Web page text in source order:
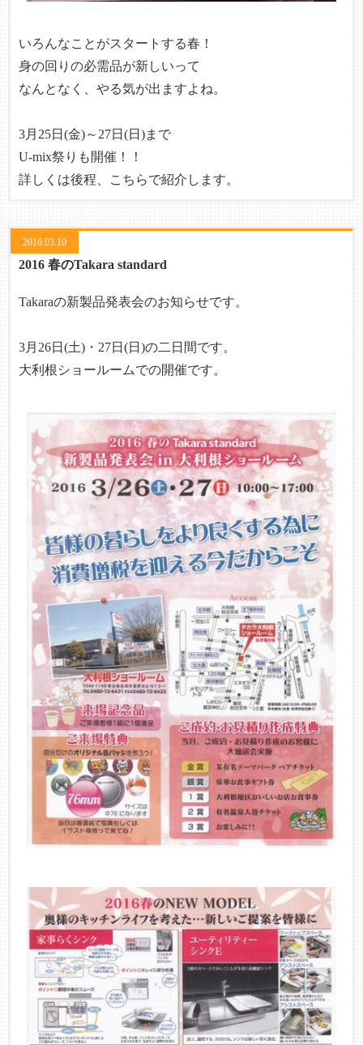
いろんなことがスタートする春！
身の回りの必需品が新しいって
なんとなく、やる気が出ますよね。
3月25日(金)～27日(日)まで
U-mix祭りも開催！！
詳しくは後程、こちらで紹介します。
2016.03.10
2016 春のTakara standard
Takaraの新製品発表会のお知らせです。
3月26日(土)・27日(日)の二日間です。
大利根ショールームでの開催です。